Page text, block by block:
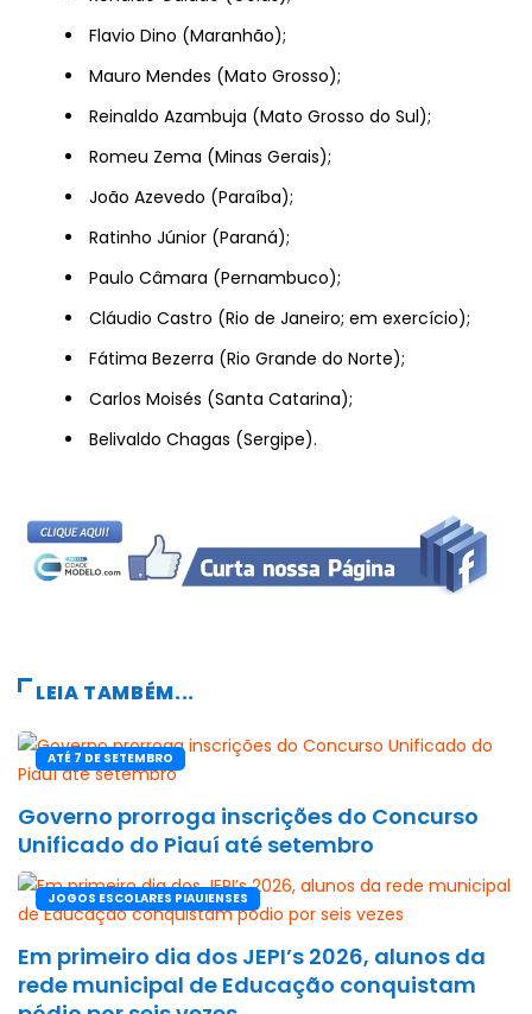
Flavio Dino (Maranhão);
Mauro Mendes (Mato Grosso);
Reinaldo Azambuja (Mato Grosso do Sul);
Romeu Zema (Minas Gerais);
João Azevedo (Paraíba);
Ratinho Júnior (Paraná);
Paulo Câmara (Pernambuco);
Cláudio Castro (Rio de Janeiro; em exercício);
Fátima Bezerra (Rio Grande do Norte);
Carlos Moisés (Santa Catarina);
Belivaldo Chagas (Sergipe).
LEIA TAMBÉM...
ATÉ 7 DE SETEMBRO
Governo prorroga inscrições do Concurso
Unificado do Piauí até setembro
JOGOS ESCOLARES PIAUIENSES
Em primeiro dia dos JEPI’s 2026, alunos da
rede municipal de Educação conquistam